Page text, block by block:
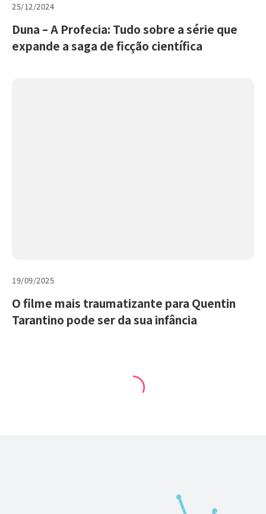
25/12/2024
Duna – A Profecia: Tudo sobre a série que
expande a saga de ficção científica
19/09/2025
O filme mais traumatizante para Quentin
Tarantino pode ser da sua infância